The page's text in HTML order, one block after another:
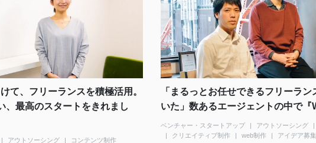
て、フリーランスを積極活用。
最高のスタートをきれまし
アウトソーシング
コンテンツ制作
「まるっとお任せできるフリーラ
いた」数あるエージェントの中で
ベンチャー・スタートアップ アウトソーシング
クリエイティブ制作
web制作 アイデア募集